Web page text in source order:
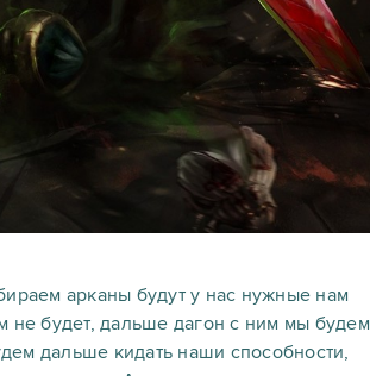
арканы будут у нас нужные нам
не будет, дальше дагон с ним мы будем
дальше кидать наши способности,